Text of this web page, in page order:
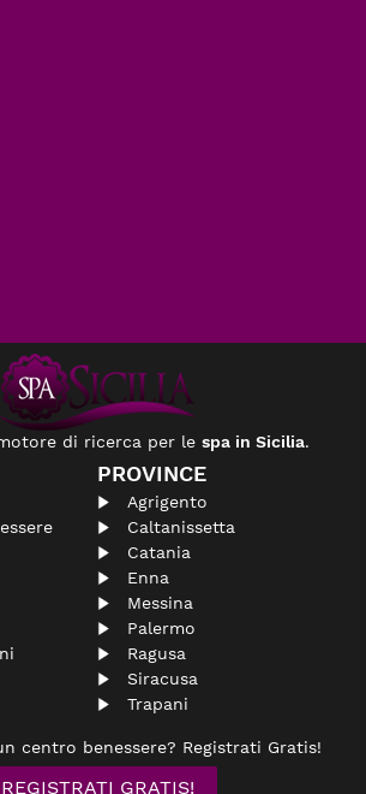
di ricerca per le spa in Sicilia.
PROVINCE
Agrigento
Caltanissetta
Catania
Enna
Messina
Palermo
Ragusa
Siracusa
Trapani
centro benessere? Registrati Gratis!
REGISTRATI GRATIS!